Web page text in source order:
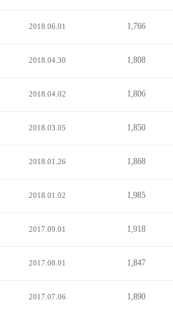
2018.06.01 1,766
2018.04.30 1,808
2018.04.02 1,806
2018.03.05 1,850
2018.01.26 1,868
2018.01.02 1,985
2017.09.01 1,918
2017.08.01 1,847
2017.07.06 1,890